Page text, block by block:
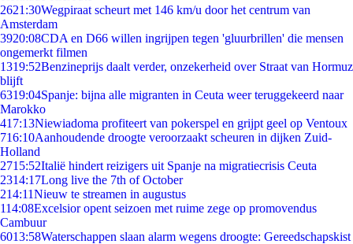
2621:30Wegpiraat scheurt met 146 km/u door het centrum van
Amsterdam
3920:08CDA en D66 willen ingrijpen tegen 'gluurbrillen' die mensen
ongemerkt filmen
1319:52Benzineprijs daalt verder, onzekerheid over Straat van Hormuz
blijft
6319:04Spanje: bijna alle migranten in Ceuta weer teruggekeerd naar
Marokko
417:13Niewiadoma profiteert van pokerspel en grijpt geel op Ventoux
716:10Aanhoudende droogte veroorzaakt scheuren in dijken Zuid-
Holland
2715:52Italië hindert reizigers uit Spanje na migratiecrisis Ceuta
2314:17Long live the 7th of October
214:11Nieuw te streamen in augustus
114:08Excelsior opent seizoen met ruime zege op promovendus
Cambuur
6013:58Waterschappen slaan alarm wegens droogte: Gereedschapskist